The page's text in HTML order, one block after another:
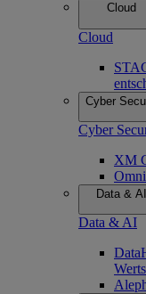
Cloud
Cloud
Cyber
Cyber
XM
Data & AI
Data & AI